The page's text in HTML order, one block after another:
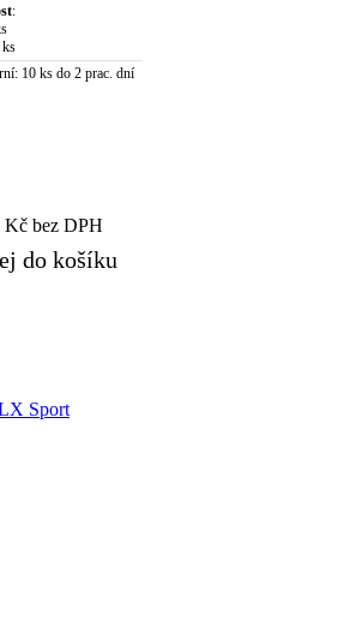
:
ks
10 ks do 2 prac. dní
Kč bez DPH
do košíku
Sport